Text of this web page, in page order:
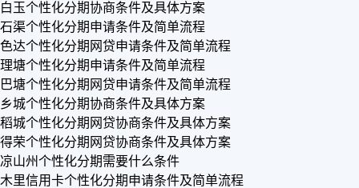
白玉个性化分期协商条件及具体方案
石渠个性化分期申请条件及简单流程
色达个性化分期网贷申请条件及简单流程
理塘个性化分期申请条件及简单流程
巴塘个性化分期网贷申请条件及简单流程
乡城个性化分期协商条件及具体方案
稻城个性化分期网贷协商条件及具体方案
得荣个性化分期网贷协商条件及具体方案
凉山州个性化分期需要什么条件
木里信用卡个性化分期申请条件及简单流程